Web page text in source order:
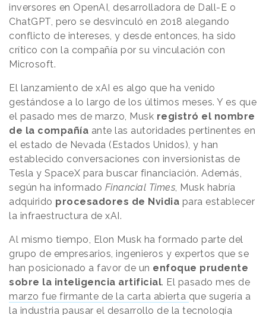
inversores en OpenAI, desarrolladora de Dall-E o
ChatGPT, pero se desvinculó en 2018 alegando
conflicto de intereses, y desde entonces, ha sido
crítico con la compañía por su vinculación con
Microsoft.
El lanzamiento de xAI es algo que ha venido
gestándose a lo largo de los últimos meses. Y es que
el pasado mes de marzo, Musk registró el nombre
de la compañía ante las autoridades pertinentes en
el estado de Nevada (Estados Unidos), y han
establecido conversaciones con inversionistas de
Tesla y SpaceX para buscar financiación. Además,
según ha informado Financial Times, Musk habría
adquirido procesadores de Nvidia para establecer
la infraestructura de xAI.
Al mismo tiempo, Elon Musk ha formado parte del
grupo de empresarios, ingenieros y expertos que se
han posicionado a favor de un enfoque prudente
sobre la inteligencia artificial. El pasado mes de
marzo fue firmante de la carta abierta que sugería a
la industria pausar el desarrollo de la tecnología